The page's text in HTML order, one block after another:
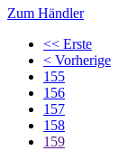
Zum Händler
<< Erste
< Vorherige
155
156
157
158
159